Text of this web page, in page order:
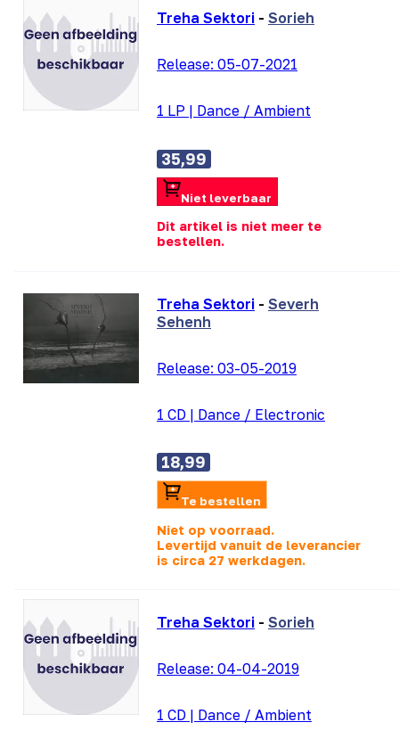
Treha Sektori - Sorieh
Release: 05-07-2021
1 LP | Dance / Ambient
35,99
Niet leverbaar
Dit artikel is niet meer te
bestellen.
Treha Sektori - Severh
Sehenh
Release: 03-05-2019
1 CD | Dance / Electronic
18,99
Te bestellen
Niet op voorraad.
Levertijd vanuit de leverancier
is circa 27 werkdagen.
Treha Sektori - Sorieh
Release: 04-04-2019
1 CD | Dance / Ambient